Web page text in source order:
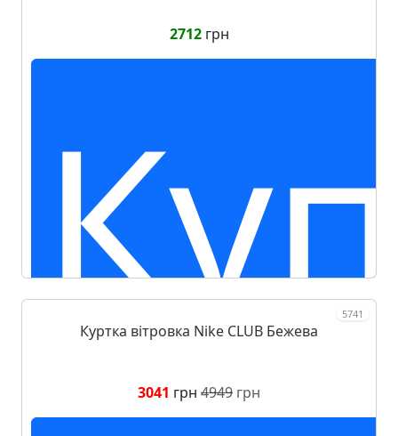
2712грн
5741
Куртка вітровка Nike CLUB Бежева
3041 грн 4949 грн